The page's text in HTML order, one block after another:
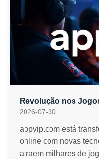
Revolução nos
2026-07-30
appvip.com está
online com novas
atraem milhares de